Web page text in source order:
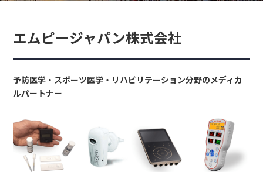
エムピージャパン株式会社
予防医学・スポーツ医学・リハビリテーション分野のメディカ
ルパートナー